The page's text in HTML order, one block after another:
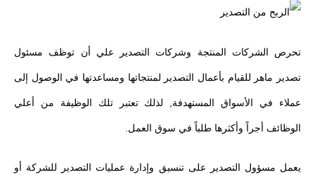
تحرص الشركات المنتجة وشركات التصدير علي أن توظف مسئول
تصدير ماهر للقيام بأعمال التصدير لمنتجاتها ومساعدتها في الوصول إلى
عملاء في الأسواق المستهدفة, لذلك تعتبر تلك الوظيفة من أعلي
الوظائف أجراً وأكثرها طلباً في سوق العمل.
يعمل مسؤول التصدير على تنسيق وإدارة عمليات التصدير للشركة أو